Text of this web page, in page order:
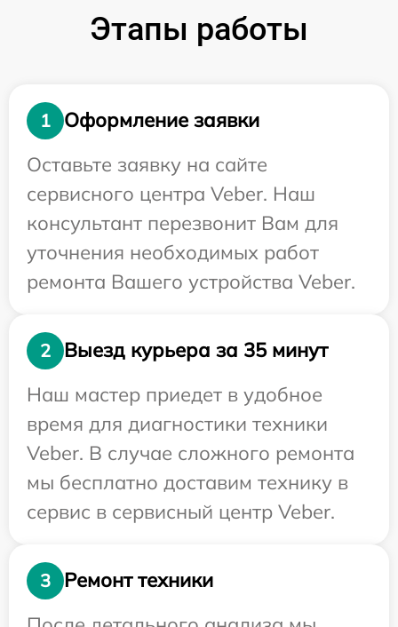
Этапы работы
1
Оформление заявки
Оставьте заявку на сайте
сервисного центра Veber. Наш
консультант перезвонит Вам для
уточнения необходимых работ
ремонта Вашего устройства Veber.
2
Выезд курьера за 35 минут
Наш мастер приедет в удобное
время для диагностики техники
Veber. В случае сложного ремонта
мы бесплатно доставим технику в
сервис в сервисный центр Veber.
3
Ремонт техники